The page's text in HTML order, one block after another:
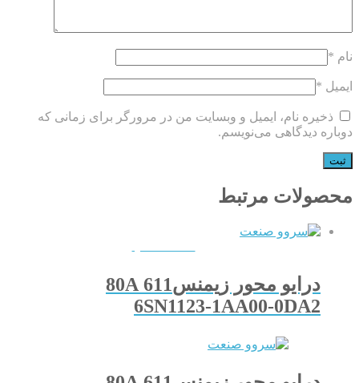
نام *
ایمیل *
ذخیره نام، ایمیل و وبسایت من در مرورگر برای زمانی که
دوباره دیدگاهی می‌نویسم.
محصولات مرتبط
درایو محور زیمنس611 80A
6SN1123-1AA00-0DA2